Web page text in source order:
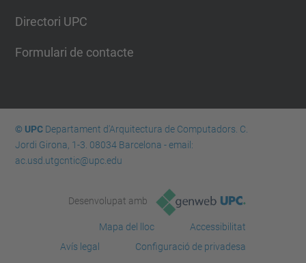
Directori UPC
Formulari de contacte
© UPCDepartament d'Arquitectura de Computadors. C.
Jordi Girona, 1-3. 08034 Barcelona - email:
ac.usd.utgcntic@upc.edu
Desenvolupat amb
Mapa del lloc
Accessibilitat
Avís legal
Configuració de privadesa